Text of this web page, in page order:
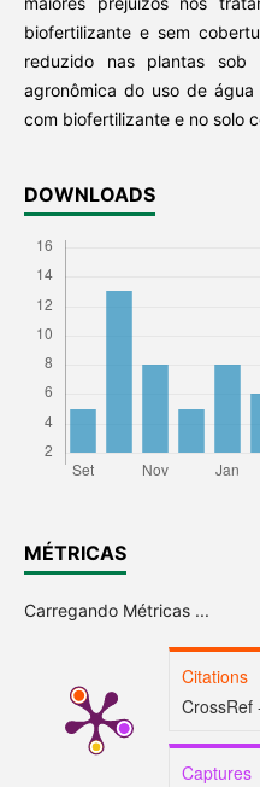
biofertilizante e sem
reduzido nas plantas sob
agronômica do uso de
com biofertilizante e no solo
DOWNLOADS
MÉTRICAS
Carregando Métricas ...
Citations
CrossRef
Captures